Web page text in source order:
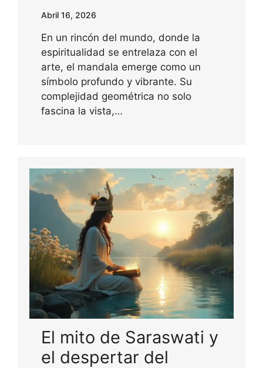
Abril 16, 2026
En un rincón del mundo, donde la
espiritualidad se entrelaza con el
arte, el mandala emerge como un
símbolo profundo y vibrante. Su
complejidad geométrica no solo
fascina la vista,…
El mito de Saraswati y
el despertar del